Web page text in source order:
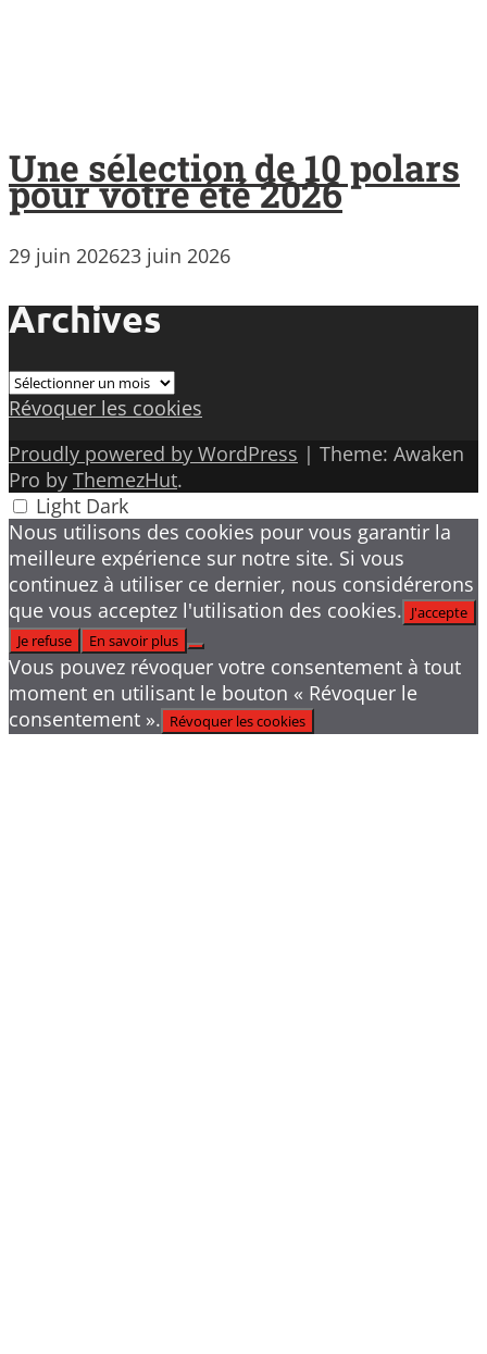
Une sélection de 10 polars
pour votre été 2026
29 juin 202623 juin 2026
Archives
Archives
Révoquer les cookies
Proudly powered by WordPress | Theme: Awaken
Pro by ThemezHut.
Light Dark
Nous utilisons des cookies pour vous garantir la
meilleure expérience sur notre site. Si vous
continuez à utiliser ce dernier, nous considérerons
que vous acceptez l'utilisation des cookies. J'accepte
Je refuse
En savoir plus
Vous pouvez révoquer votre consentement à tout
moment en utilisant le bouton « Révoquer le
consentement ». Révoquer les cookies